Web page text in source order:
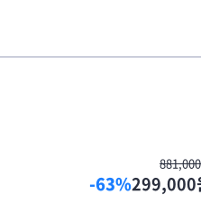
-63%299,000